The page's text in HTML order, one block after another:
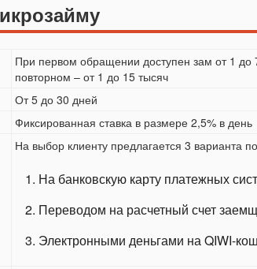
При первом обращении доступен зам от 1 до
повторном – от 1 до 15 тысяч
От 5 до 30 дней
Фиксированная ставка в размере 2,5% в день
На выбор клиенту предлагается 3 варианта
На банковскую карту платежных
Переводом на расчетный счет
Электронными деньгами на QIWI-